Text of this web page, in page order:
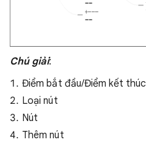
Chú giải:
Điểm bắt đầu/Điểm kết thúc
Loại nút
Nút
Thêm nút